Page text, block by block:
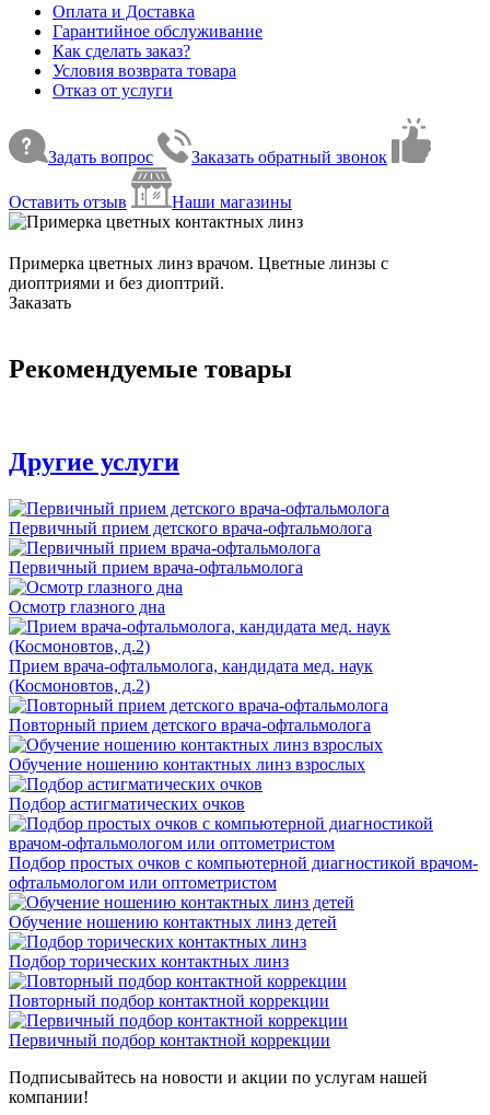
Оплата и Доставка
Гарантийное обслуживание
Как сделать заказ?
Условия возврата товара
Отказ от услуги
Задать вопрос Заказать обратный звонок
Оставить отзыв Наши магазины
Примерка цветных линз врачом. Цветные линзы с
диоптриями и без диоптрий.
Заказать
Рекомендуемые товары
Другие услуги
Первичный прием детского врача-офтальмолога
Первичный прием врача-офтальмолога
Осмотр глазного дна
Прием врача-офтальмолога, кандидата мед. наук
(Космоновтов, д.2)
Повторный прием детского врача-офтальмолога
Обучение ношению контактных линз взрослых
Подбор астигматических очков
Подбор простых очков с компьютерной диагностикой врачом-
офтальмологом или оптометристом
Обучение ношению контактных линз детей
Подбор торических контактных линз
Повторный подбор контактной коррекции
Первичный подбор контактной коррекции
Подписывайтесь на новости и акции по услугам нашей
компании!